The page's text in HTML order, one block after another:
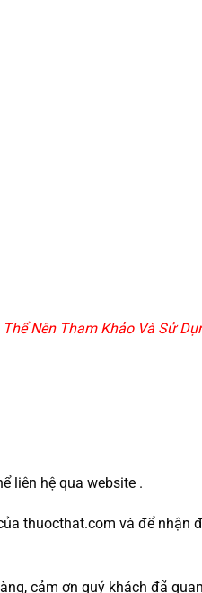
Nên Tham Khảo Và Sử
liên hệ qua website .
thuocthat.com và để
cảm ơn quý khách đã